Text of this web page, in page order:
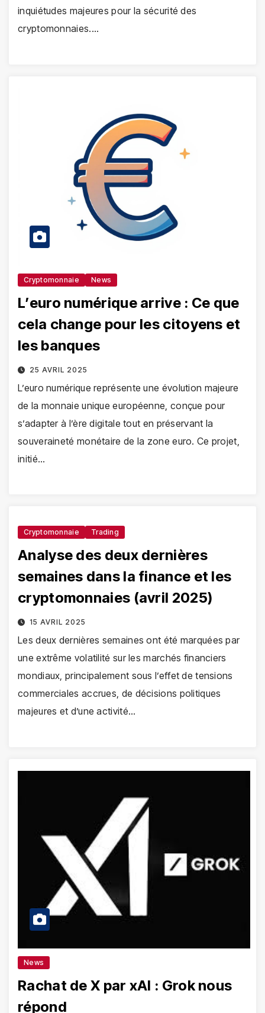
inquiétudes majeures pour la sécurité des
cryptomonnaies.…
Cryptomonnaie News
L’euro numérique arrive : Ce que
cela change pour les citoyens et
les banques
25 AVRIL 2025
L’euro numérique représente une évolution majeure
de la monnaie unique européenne, conçue pour
s’adapter à l’ère digitale tout en préservant la
souveraineté monétaire de la zone euro. Ce projet,
initié…
Cryptomonnaie Trading
Analyse des deux dernières
semaines dans la finance et les
cryptomonnaies (avril 2025)
15 AVRIL 2025
Les deux dernières semaines ont été marquées par
une extrême volatilité sur les marchés financiers
mondiaux, principalement sous l’effet de tensions
commerciales accrues, de décisions politiques
majeures et d’une activité…
News
Rachat de X par xAI : Grok nous
répond